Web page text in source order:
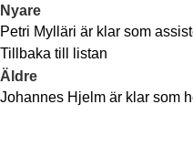
Nyare
Petri Mylläri är klar som
Tillbaka till listan
Äldre
Johannes Hjelm är klar som